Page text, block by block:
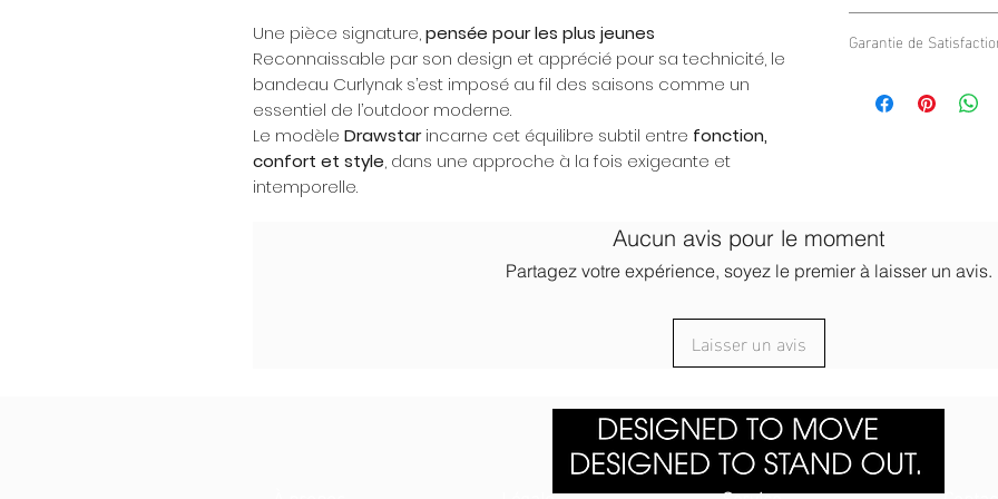
Une pièce signature,pensée pour les plus jeunes
Reconnaissable par son design et apprécié pour sa technicité, le
bandeau Curlynak s’est imposé au fil des saisons comme un
essentiel de l’outdoor moderne.
Le modèle Drawstarincarne cet équilibre subtil entre fonction,
confort et style, dans une approche à la fois exigeante et
intemporelle.
Sadoublure
procure une
même après un
maintien sûr sans
Le bandeau reste
moments en
Montagne,
École, loisirs et
Garantie de
le confort de notre
Aucun avis pour le moment
Partagez votre expérience, soyez le premier à laisser un avis.
Laisser un avis